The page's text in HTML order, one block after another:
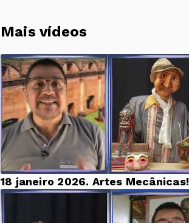
Mais vídeos
18 janeiro 2026. Artes Mecânicas!